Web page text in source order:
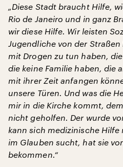
„Diese Stadt braucht Hilfe,
Rio de Janeiro und in ganz
wir diese Hilfe. Wir leisten
Jugendliche von der
mit Drogen zu tun haben,
die keine Familie haben, die
mit ihrer Zeit anfangen
unsere Türen. Und was die
mir in die Kirche kommt,
nicht geholfen. Der wurde
kann sich medizinische
im Glauben sucht, hat sie
bekommen.“